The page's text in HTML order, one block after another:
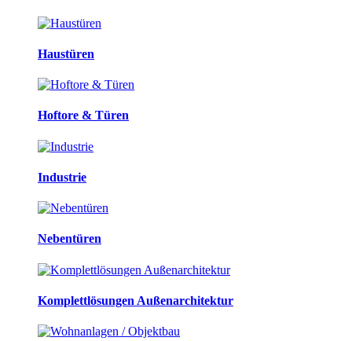
Haustüren
Hoftore & Türen
Industrie
Nebentüren
Komplettlösungen Außenarchitektur